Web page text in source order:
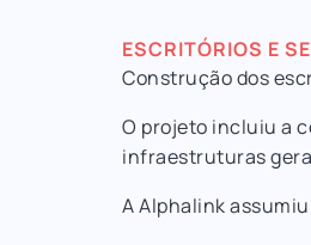
ESCRITÓRIOS E
Construção dos
O projeto incluiu a
infraestruturas
A Alphalink